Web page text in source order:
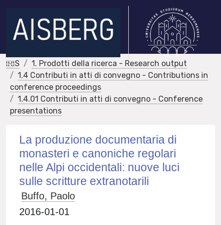
IRIS
1. Prodotti della ricerca - Research output
1.4 Contributi in atti di convegno - Contributions in
conference proceedings
1.4.01 Contributi in atti di convegno - Conference
presentations
La produzione documentaria di
monasteri e canoniche regolari
nelle Alpi occidentali: nuove luci
sulle scritture extranotarili
Buffo, Paolo
2016-01-01